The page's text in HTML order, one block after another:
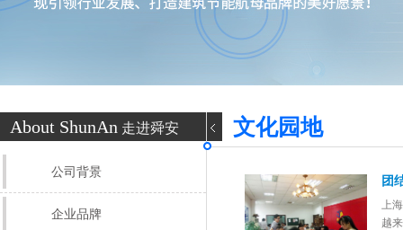
About ShunAn 走进舜安
公司背景
企业品牌
文化园地
团
上
越